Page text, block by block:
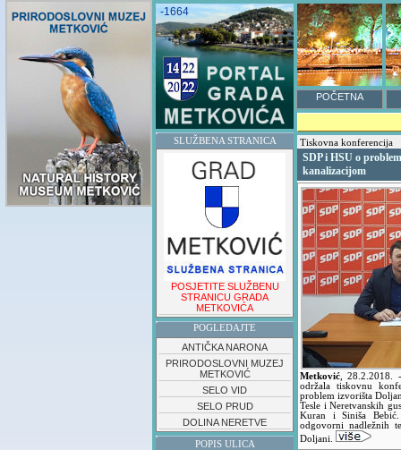
-1664
POČETNA
SLUŽBENA STRANICA
POSJETITE SLUŽBENU
STRANICU GRADA
METKOVIĆA
POGLEDAJTE
ANTIČKA NARONA
PRIRODOSLOVNI MUZEJ
METKOVIĆ
SELO VID
SELO PRUD
DOLINA NERETVE
POPIS ULICA
Tiskovna konferencija
SDP i HSU o
kanalizacijom
Metković ,28.2.2018.
održala tiskovnu
problem izvorišta
Tesle i Neretvanskih
Kuran i Siniša
odgovorni nadležnih
Doljani.